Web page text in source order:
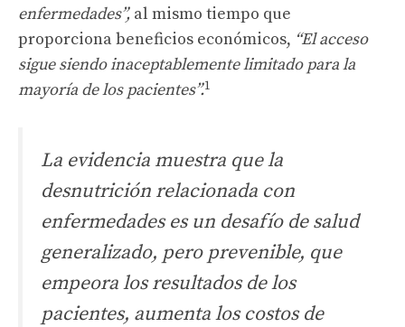
enfermedades”, al mismo tiempo que
proporciona beneficios económicos, “El acceso
sigue siendo inaceptablemente limitado para la
mayoría de los pacientes”.1
La evidencia muestra que la
desnutrición relacionada con
enfermedades es un desafío de salud
generalizado, pero prevenible, que
empeora los resultados de los
pacientes, aumenta los costos de